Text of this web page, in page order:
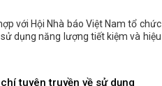
với Hội Nhà báo Việt Nam tổ chức
dụng năng lượng tiết kiệm và hiệu
tuyên truyền về sử dụng